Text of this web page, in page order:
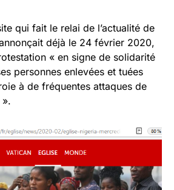
qui fait le relai de l’actualité de
déjà le 24 février 2020,
« en signe de solidarité
personnes enlevées et tuées
à de fréquentes attaques de